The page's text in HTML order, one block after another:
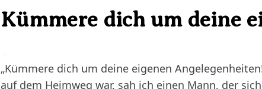
Kümmere dich um deine
„Kümmere dich um deine eigenen
auf dem Heimweg war, sah ich einen Mann, der